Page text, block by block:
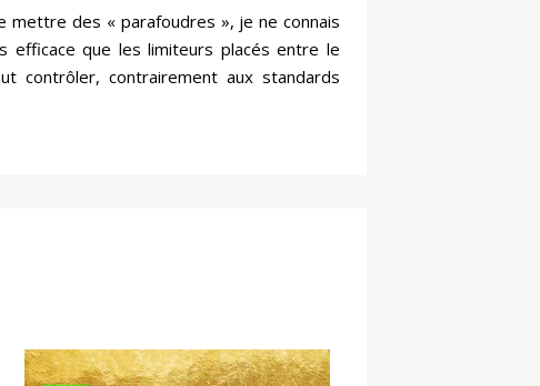
mettre des « parafoudres », je ne connais
efficace que les limiteurs placés entre le
contrôler, contrairement aux standards